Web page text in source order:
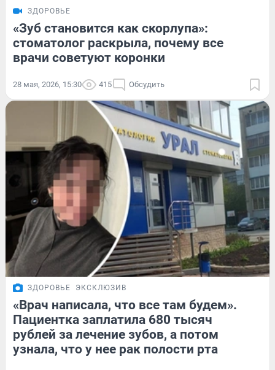
ЗДОРОВЬЕ
«Зуб становится как скорлупа»:
стоматолог раскрыла, почему все
врачи советуют коронки
28 мая, 2026, 15:30 415 Обсудить
ЗДОРОВЬЕ ЭКСКЛЮЗИВ
«Врач написала, что все там будем».
Пациентка заплатила 680 тысяч
рублей за лечение зубов, а потом
узнала, что у нее рак полости рта